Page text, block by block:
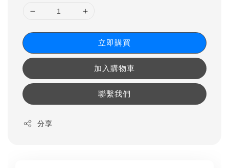
立即購買
加入購物車
聯繫我們
分享